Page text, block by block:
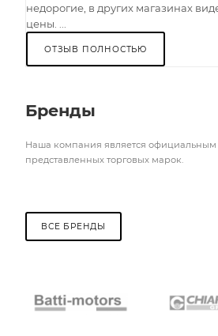
недорогие, в других магазинах
цены. ...
ОТЗЫВ ПОЛНОСТЬЮ
Бренды
Наша компания является
представленных торговых марок.
ВСЕ БРЕНДЫ